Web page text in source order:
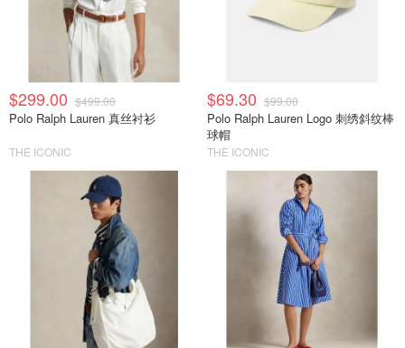
$299.00 $499.00
Polo Ralph Lauren 真丝衬衫
THE ICONIC
$69.30 $99.00
Polo Ralph Lauren Logo 刺绣斜纹棒
球帽
THE ICONIC